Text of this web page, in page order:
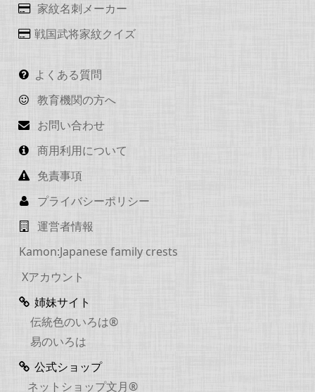
家紋名刺メーカー
戦国武将家紋クイズ
よくある質問
教育機関の方へ
お問い合わせ
商用利用について
免責事項
プライバシーポリシー
運営者情報
Kamon:Japanese family crests
Xアカウント
姉妹サイト
伝統色のいろは®
易のいろは
公式ショップ
ネットショップ文月®